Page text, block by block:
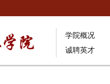
学院概况
诚聘英才